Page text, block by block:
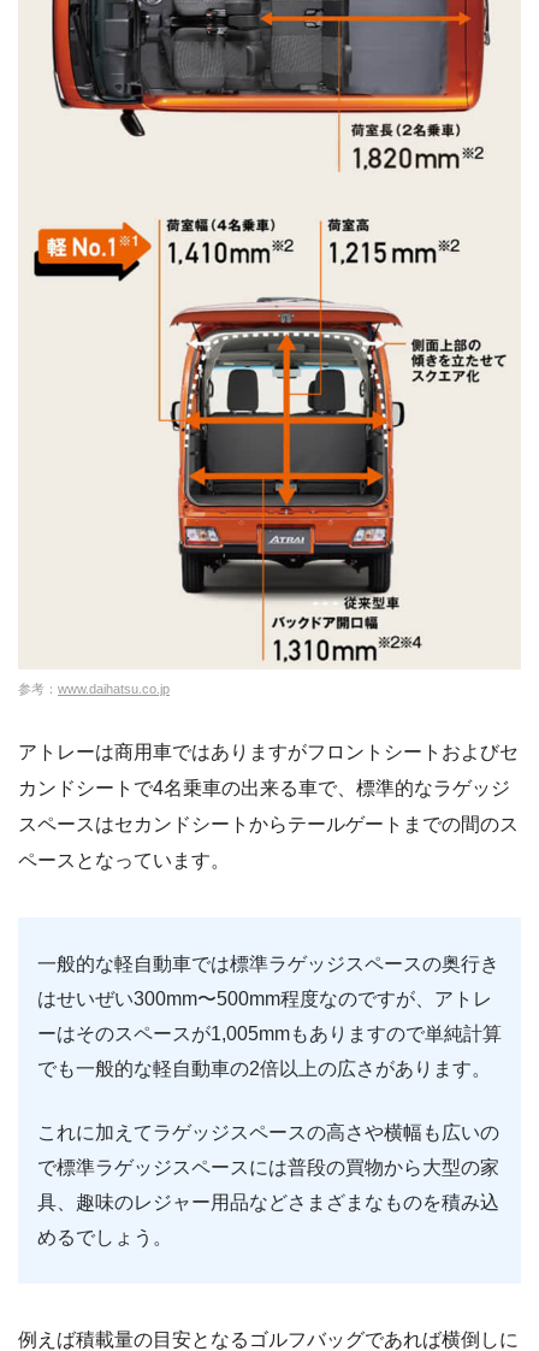
参考： www.daihatsu.co.jp
アトレーは商用車ではありますがフロントシートおよびセ
カンドシートで4名乗車の出来る車で、標準的なラゲッジ
スペースはセカンドシートからテールゲートまでの間のス
ペースとなっています。
一般的な軽自動車では標準ラゲッジスペースの奥行き
はせいぜい300mm〜500mm程度なのですが、アトレ
ーはそのスペースが1,005mmもありますので単純計算
でも一般的な軽自動車の2倍以上の広さがあります。
これに加えてラゲッジスペースの高さや横幅も広いの
で標準ラゲッジスペースには普段の買物から大型の家
具、趣味のレジャー用品などさまざまなものを積み込
めるでしょう。
例えば積載量の目安となるゴルフバッグであれば横倒しに